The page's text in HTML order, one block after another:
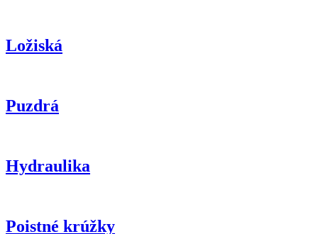
Ložiská
Puzdrá
Hydraulika
Poistné krúžky